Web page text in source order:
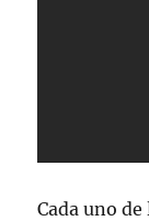
Cada uno